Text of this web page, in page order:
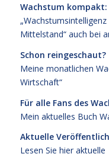
Wachstum kompakt:
Mittelstand“auch bei
Schon reingeschaut?
Meine monatlichen
Wirtschaft“
Für alle Fans des
Mein aktuelles Buch
Aktuelle
Lesen Sie hier aktuelle